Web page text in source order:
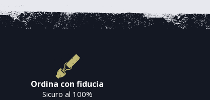
Ordina con fiducia
Sicuro al 100%